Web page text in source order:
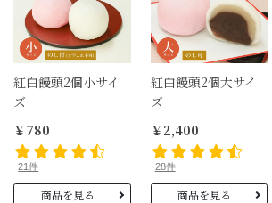
紅白饅頭2個小サイ
ズ
￥780
21件
商品を見る
紅白饅頭2個大サイ
ズ
￥2,400
28件
商品を見る